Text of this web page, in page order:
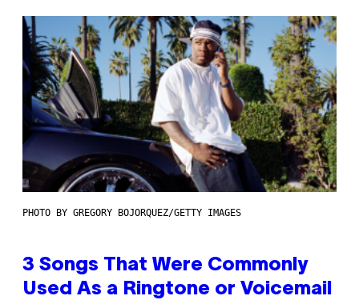
PHOTO BY GREGORY BOJORQUEZ/GETTY IMAGES
3 Songs That Were Commonly
Used As a Ringtone or Voicemail